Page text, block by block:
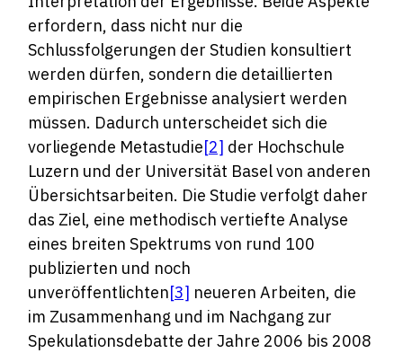
erfordern, dass nicht nur die
Schlussfolgerungen der Studien konsultiert
werden dürfen, sondern die detaillierten
empirischen Ergebnisse analysiert werden
müssen. Dadurch unterscheidet sich die
vorliegende Metastudie[2] der Hochschule
Luzern und der Universität Basel von anderen
Übersichtsarbeiten. Die Studie verfolgt daher
das Ziel, eine methodisch vertiefte Analyse
eines breiten Spektrums von rund 100
publizierten und noch
unveröffentlichten[3] neueren Arbeiten, die
im Zusammenhang und im Nachgang zur
Spekulationsdebatte der Jahre 2006 bis 2008